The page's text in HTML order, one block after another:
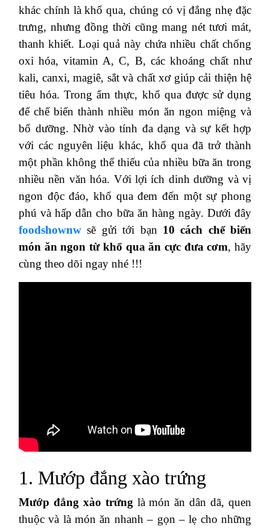
khác chính là khổ qua, chúng có vị đắng nhẹ đặc
trưng, nhưng đồng thời cũng mang nét tươi mát,
thanh khiết. Loại quả này chứa nhiều chất chống
oxi hóa, vitamin A, C, B, các khoáng chất như
kali, canxi, magiê, sắt và chất xơ giúp cải thiện hệ
tiêu hóa. Trong ẩm thực, khổ qua được sử dụng
để chế biến thành nhiều món ăn ngon miệng và
bổ dưỡng. Nhờ vào tính đa dạng và sự kết hợp
với các nguyên liệu khác, khổ qua đã trở thành
một phần không thể thiếu của nhiều bữa ăn trong
nhiều nền văn hóa. Với lợi ích dinh dưỡng và vị
ngon độc đáo, khổ qua đem đến một sự phong
phú và hấp dẫn cho bữa ăn hàng ngày. Dưới đây
foodshownw sẽ gửi tới bạn 10 cách chế biến
món ăn ngon từ khổ qua ăn cực đưa cơm, hãy
cùng theo dõi ngay nhé !!!
1. Mướp đắng xào trứng
Mướp đắng xào trứng là món ăn dân dã, quen
thuộc và là món ăn nhanh – gọn – lẹ cho những